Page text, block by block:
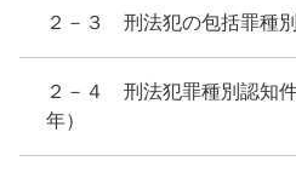
２－３ 刑法犯の包括罪種
２－４ 刑法犯罪種別認知
年）